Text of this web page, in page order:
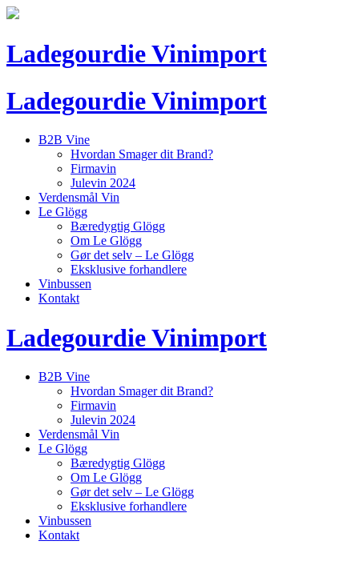
Ladegourdie Vinimport
Ladegourdie Vinimport
B2B Vine
Hvordan Smager dit Brand?
Firmavin
Julevin 2024
Verdensmål Vin
Le Glögg
Bæredygtig Glögg
Om Le Glögg
Gør det selv – Le Glögg
Eksklusive forhandlere
Vinbussen
Kontakt
Ladegourdie Vinimport
B2B Vine
Hvordan Smager dit Brand?
Firmavin
Julevin 2024
Verdensmål Vin
Le Glögg
Bæredygtig Glögg
Om Le Glögg
Gør det selv – Le Glögg
Eksklusive forhandlere
Vinbussen
Kontakt